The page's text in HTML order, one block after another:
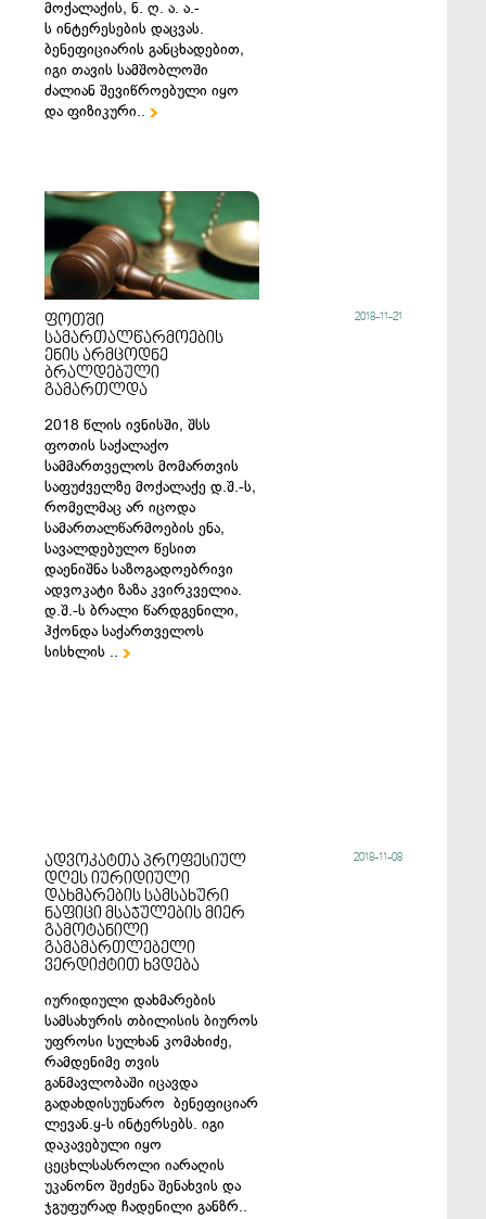
მოქალაქის, ნ. ღ. ა. ა.-
ს ინტერესების დაცვას.
ბენეფიციარის განცხადებით,
იგი თავის სამშობლოში
ძალიან შევიწროებული იყო
და ფიზიკური..
ფოთში
სამართალწარმოების
ენის არმცოდნე
ბრალდებული
გამართლდა
2018 წლის ივნისში, შსს
ფოთის საქალაქო
სამმართველოს მომართვის
საფუძველზე მოქალაქე დ.შ.-ს,
რომელმაც არ იცოდა
სამართალწარმოების ენა,
სავალდებულო წესით
დაენიშნა საზოგადოებრივი
ადვოკატი ზაზა კვირკველია.
დ.შ.-ს ბრალი წარდგენილი,
ჰქონდა საქართველოს
სისხლის ..
2018-11-21
ადვოკატთა პროფესიულ
დღეს იურიდიული
დახმარების სამსახური
ნაფიცი მსაჯულების მიერ
გამოტანილი
გამამართლებელი
ვერდიქტით ხვდება
იურიდიული დახმარების
სამსახურის თბილისის ბიუროს
უფროსი სულხან კომახიძე,
რამდენიმე თვის
განმავლობაში იცავდა
გადახდისუუნარო ბენეფიციარ
ლევან.ყ-ს ინტერსებს. იგი
დაკავებული იყო
ცეცხლსასროლი იარაღის
უკანონო შეძენა შენახვის და
ჯგუფურად ჩადენილი განზრ..
2018-11-08